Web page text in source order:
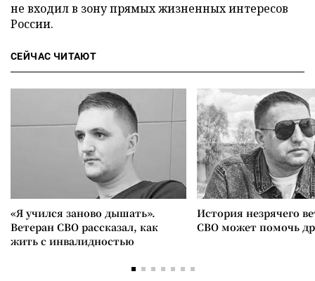
не входил в зону прямых жизненных интересов
России.
СЕЙЧАС ЧИТАЮТ
«Я учился заново дышать».
Ветеран СВО рассказал, как
жить с инвалидностью
История незрячего
СВО может помочь